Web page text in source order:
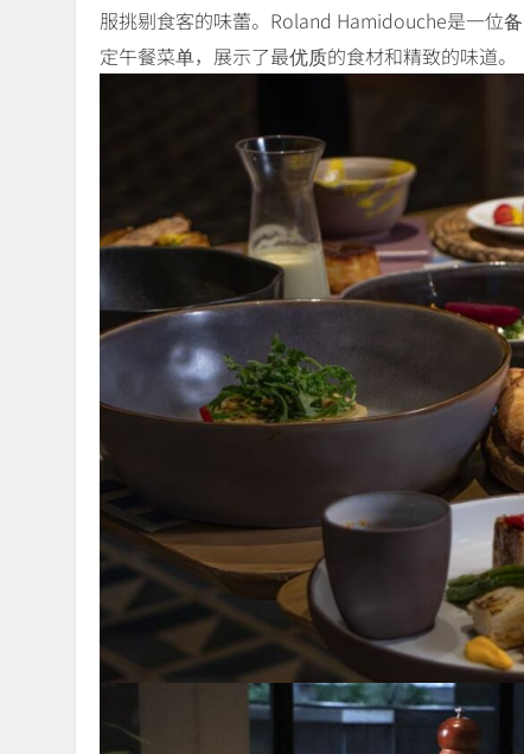
服挑剔食客的味蕾。Roland Hamidouche是一位
定午餐菜单，展示了最优质的食材和精致的味道。